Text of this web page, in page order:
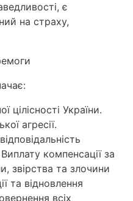
є
на страху,
цілісності України.
агресії.
компенсації за
звірства та злочини
та відновлення
всіх